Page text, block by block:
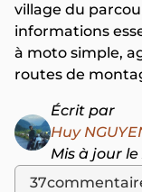
village du
informations
à moto simple,
routes de
Écrit par
Huy
Mis à jour
37